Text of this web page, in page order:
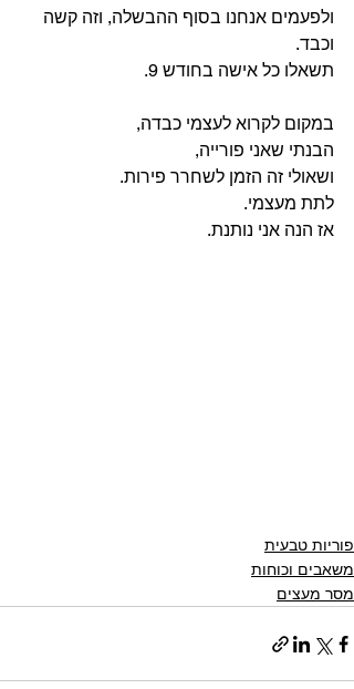
ולפעמים אנחנו בסוף ההבשלה, וזה קשה
וכבד.
תשאלו כל אישה בחודש 9.
במקום לקרוא לעצמי כבדה,
הבנתי שאני פורייה,
ושאולי זה הזמן לשחרר פירות.
לתת מעצמי.
אז הנה אני נותנת.
פוריות טבעית
משאבים וכוחות
מסר מעצים